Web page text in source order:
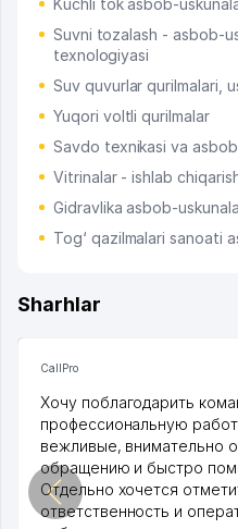
Kuchli tok asbob-
Suvni tozalash - asbob-
texnologiyasi
Suv quvurlar qurilmalari,
Yuqori voltli qurilmalar
Savdo texnikasi va
Vitrinalar - ishlab
Gidravlika asbob-
Tog‘ qazilmalari sanoati
Sharhlar
CallPro
Хочу поблагодарить
профессиональную
вежливые, внимательно
обращению и быстро
Отдельно хочется
ответственность и